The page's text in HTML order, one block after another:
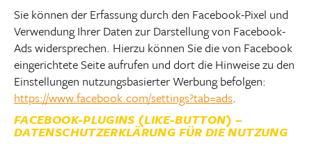
Sie können der Erfassung durch den Facebook-Pixel und
Verwendung Ihrer Daten zur Darstellung von Facebook-
Ads widersprechen. Hierzu können Sie die von Facebook
eingerichtete Seite aufrufen und dort die Hinweise zu den
Einstellungen nutzungsbasierter Werbung befolgen:
https://www.facebook.com/settings?tab=ads.
FACEBOOK-PLUGINS (LIKE-BUTTON) –
DATENSCHUTZERKLÄRUNG FÜR DIE NUTZUNG